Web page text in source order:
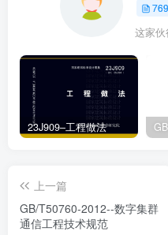
这家
23J909–工程做法
上一篇
GB/T50760-2012--数字集群
通信工程技术规范